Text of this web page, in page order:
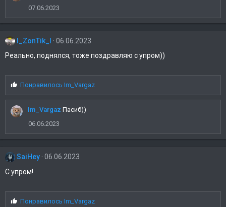
и
07.06.2023
l_ZonTik_l
06.06.2023
Реально, поднялся, тоже поздравляю с упром))
С
и
м
п
и
:
Понравилось Im_Vargaz
Im_Vargaz Пасиб))
06.06.2023
SaiHey 06.06.2023
С упром!
С
Понравилось Im_Vargaz